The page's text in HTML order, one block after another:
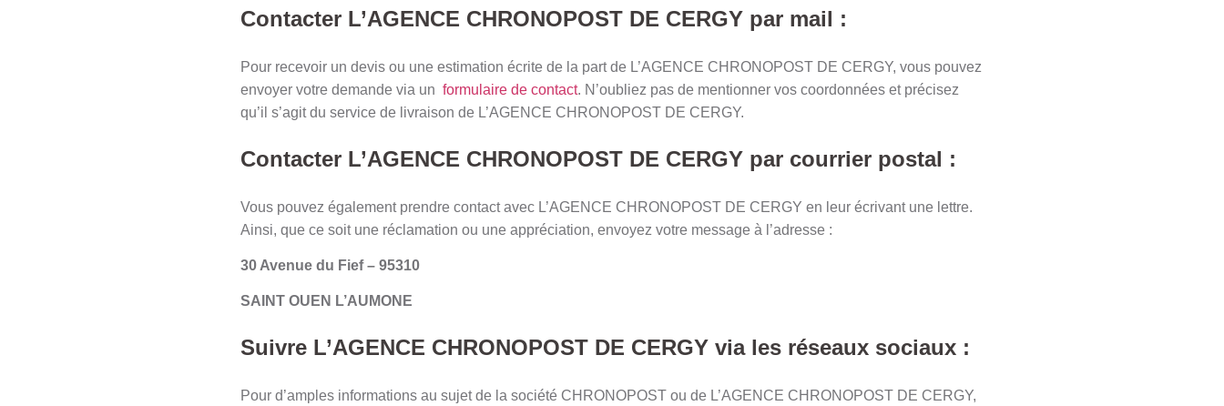
Contacter L’AGENCE CHRONOPOST DE CERGY par mail :
Pour recevoir un devis ou une estimation écrite de la part de L’AGENCE CHRONOPOST DE CERGY, vous pouvez
envoyer votre demande via un formulaire de contact. N’oubliez pas de mentionner vos coordonnées et précisez
qu’il s’agit du service de livraison de L’AGENCE CHRONOPOST DE CERGY.
Contacter L’AGENCE CHRONOPOST DE CERGY par courrier postal :
Vous pouvez également prendre contact avec L’AGENCE CHRONOPOST DE CERGY en leur écrivant une lettre.
Ainsi, que ce soit une réclamation ou une appréciation, envoyez votre message à l’adresse :
30 Avenue du Fief – 95310
SAINT OUEN L’AUMONE
Suivre L’AGENCE CHRONOPOST DE CERGY via les réseaux sociaux :
Pour d’amples informations au sujet de la société CHRONOPOST ou de L’AGENCE CHRONOPOST DE CERGY,